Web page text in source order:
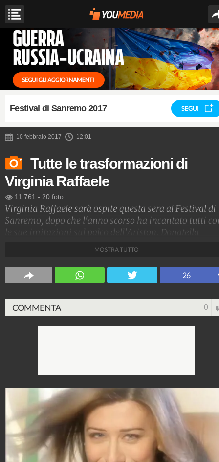
Festival di Sanremo 2017 SEGUI
10 febbraio 2017 12:01
Tutte le trasformazioni di
Virginia Raffaele
11.761 - 20 foto
Virginia Raffaele sarà ospite questa sera al Festival di
Sanremo, dopo che l'anno scorso ha incantato tutti
le sue imitazioni sul palco dell'Ariston. Donatella
Stile e trend
MOSTRA TUTTO
26
COMMENTA 0